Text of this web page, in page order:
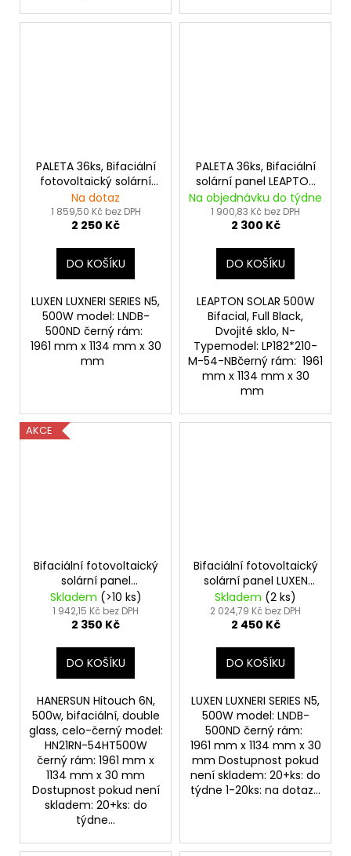
PALETA 36ks, Bifaciální
fotovoltaický solární
panel LUXEN Solar
500Wp full black
Na dotaz
1 859,50 Kč bez DPH
2 250 Kč
DO KOŠÍKU
LUXEN LUXNERI SERIES N5,
500W model: LNDB-
500ND černý rám:
1961 mm x 1134 mm x 30
mm
PALETA 36ks, Bifaciální
solární panel LEAPTON
500Wp Full Black
Na objednávku do týdne
1 900,83 Kč bez DPH
2 300 Kč
DO KOŠÍKU
LEAPTON SOLAR 500W
Bifacial, Full Black,
Dvojité sklo, N-
Typemodel: LP182*210-
M-54-NBčerný rám: 1961
mm x 1134 mm x 30
mm
AKCE
Bifaciální fotovoltaický
solární panel
HANERSUN 500Wp full
black
Skladem (>10 ks)
1 942,15 Kč bez DPH
2 350 Kč
DO KOŠÍKU
HANERSUN Hitouch 6N,
500w, bifaciální, double
glass, celo-černý model:
HN21RN-54HT500W
černý rám: 1961 mm x
1134 mm x 30 mm
Dostupnost pokud není
skladem: 20+ks: do
týdne...
Bifaciální fotovoltaický
solární panel LUXEN
Solar 500Wp full black
Skladem (2 ks)
2 024,79 Kč bez DPH
2 450 Kč
DO KOŠÍKU
LUXEN LUXNERI SERIES N5,
500W model: LNDB-
500ND černý rám:
1961 mm x 1134 mm x 30
mm Dostupnost pokud
není skladem: 20+ks: do
týdne 1-20ks: na dotaz...